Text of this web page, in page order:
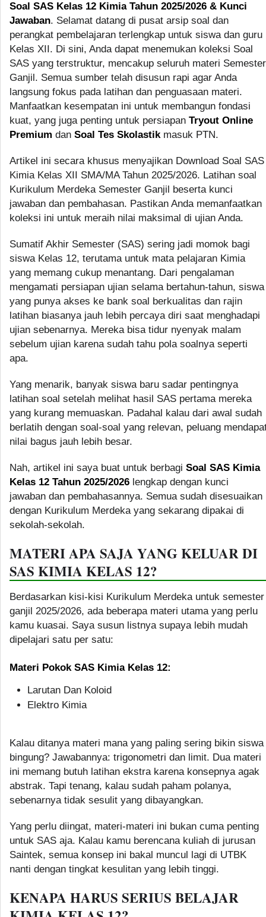
Soal SAS Kelas 12 Kimia Tahun 2025/2026 & Kunci
Jawaban. Selamat datang di pusat arsip soal dan
perangkat pembelajaran terlengkap untuk siswa dan guru
Kelas XII. Di sini, Anda dapat menemukan koleksi Soal
SAS yang terstruktur, mencakup seluruh materi Semester
Ganjil. Semua sumber telah disusun rapi agar Anda
langsung fokus pada latihan dan penguasaan materi.
Manfaatkan kesempatan ini untuk membangun fondasi
kuat, yang juga penting untuk persiapan Tryout Online
Premium dan Soal Tes Skolastikmasuk PTN.
Artikel ini secara khusus menyajikan Download Soal SAS
Kimia Kelas XII SMA/MA Tahun 2025/2026. Latihan soal
Kurikulum Merdeka Semester Ganjil beserta kunci
jawaban dan pembahasan. Pastikan Anda memanfaatkan
koleksi ini untuk meraih nilai maksimal di ujian Anda.
Sumatif Akhir Semester (SAS) sering jadi momok bagi
siswa Kelas 12, terutama untuk mata pelajaran Kimia
yang memang cukup menantang. Dari pengalaman
mengamati persiapan ujian selama bertahun-tahun, siswa
yang punya akses ke bank soal berkualitas dan rajin
latihan biasanya jauh lebih percaya diri saat menghadapi
ujian sebenarnya. Mereka bisa tidur nyenyak malam
sebelum ujian karena sudah tahu pola soalnya seperti
apa.
Yang menarik, banyak siswa baru sadar pentingnya
latihan soal setelah melihat hasil SAS pertama mereka
yang kurang memuaskan. Padahal kalau dari awal sudah
berlatih dengan soal-soal yang relevan, peluang
nilai bagus jauh lebih besar.
Nah, artikel ini saya buat untuk berbagi Soal SAS Kimia
Kelas 12 Tahun 2025/2026 lengkap dengan kunci
jawaban dan pembahasannya. Semua sudah disesuaikan
dengan Kurikulum Merdeka yang sekarang dipakai di
sekolah-sekolah.
MATERI APA SAJA YANG KELUAR DI
SAS KIMIA KELAS 12?
Berdasarkan kisi-kisi Kurikulum Merdeka untuk semester
ganjil 2025/2026, ada beberapa materi utama yang perlu
kamu kuasai. Saya susun listnya supaya lebih mudah
dipelajari satu per satu:
Materi Pokok SAS Kimia Kelas 12:
Larutan Dan Koloid
Elektro Kimia
Kalau ditanya materi mana yang paling sering bikin siswa
bingung? Jawabannya: trigonometri dan limit. Dua materi
ini memang butuh latihan ekstra karena konsepnya agak
abstrak. Tapi tenang, kalau sudah paham polanya,
sebenarnya tidak sesulit yang dibayangkan.
Yang perlu diingat, materi-materi ini bukan cuma penting
untuk SAS aja. Kalau kamu berencana kuliah di jurusan
Saintek, semua konsep ini bakal muncul lagi di UTBK
nanti dengan tingkat kesulitan yang lebih tinggi.
KENAPA HARUS SERIUS BELAJAR